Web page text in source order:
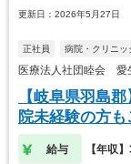
更新日：2026年5月27日
正社員 病院・クリニッ
医療法人社団睦会 愛
【岐阜県羽島
院未経験の方も
給与 【年収